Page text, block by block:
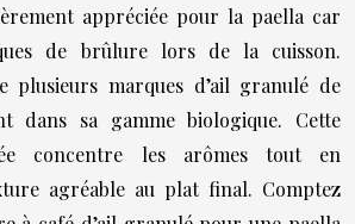
appréciée pour la paella car
de brûlure lors de la cuisson.
plusieurs marques d’ail granulé de
dans sa gamme biologique. Cette
concentre les arômes tout en
agréable au plat final. Comptez